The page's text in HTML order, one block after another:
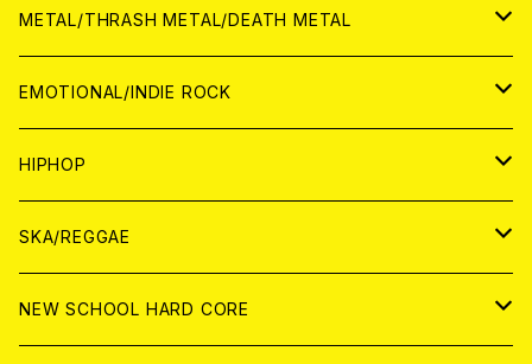
ANALOG
CD
ANALOG
CD
ANALOG
WORLD
CD
ANALOG
JAPAN
CD
ANALOG
WORLD
CD
ANALOG
METAL/THRASH METAL/DEATH METAL
JAPAN
CD
ANALOG
WORLD
ANALOG
CD
EMOTIONAL/INDIE ROCK
JAPAN
CD
ANALOG
WORLD
CD
HIPHOP
JAPAN
CD
WORLD
SKA/REGGAE
JAPAN
NEW SCHOOL HARD CORE